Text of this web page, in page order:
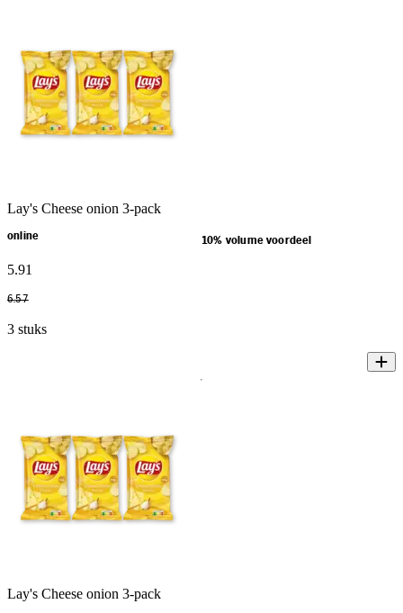
Lay's Cheese onion 3-pack
online 10% volume voordeel
5.91
6.57
3 stuks
Lay's Cheese onion 3-pack